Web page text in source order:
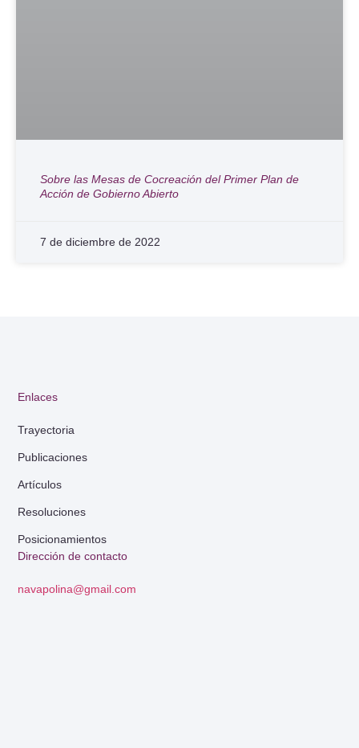
Sobre las Mesas de Cocreación del Primer Plan de
Acción de Gobierno Abierto
7 de diciembre de 2022
Dirección de contacto
navapolina@gmail.com
Enlaces
Trayectoria
Publicaciones
Artículos
Resoluciones
Posicionamientos